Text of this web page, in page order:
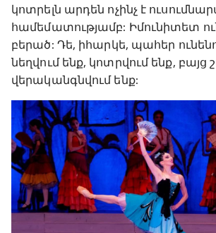
կոտրելն արդեն ոչինչ է
համեմատությամբ: Իմունիտետ
բերած: Դե, իհարկե, պահեր
նեղվում ենք, կոտրվում ենք,
վերականգնվում ենք: